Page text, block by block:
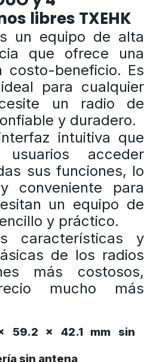
libres TXEHK
un equipo de alta
que ofrece una
costo-beneficio. Es
para cualquier
un radio de
y duradero.
intuitiva que
acceder
sus funciones, lo
conveniente para
un equipo de
y práctico.
características y
de los radios
más costosos,
mucho más
59.2 x 42.1 mm sin
sin antena